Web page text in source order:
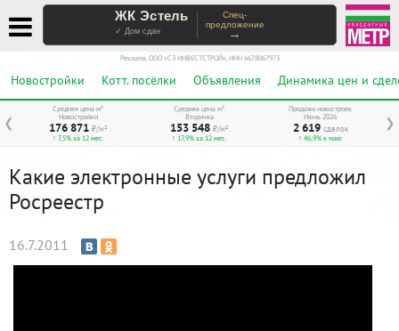
ЖК Эстель
✓ Дом сдан
Спец-
предложение
→
Реклама. ООО «СЗ ИНВЕСТСТРОЙ», ИНН 6678067973
Новостройки Котт. посёлки Объявления Динамика цен и
❮ ❯
Средняя цена м²
Новостройки
176 871 ₽/м²
↑ 7,5% за 12 мес.
Средняя цена м²
Вторичка
153 548 ₽/м²
↑ 17,9% за 12 мес.
Продажи новостроек
Июнь 2026
2 619 сделок
↑ 46,9% к маю
Какие электронные услуги предложил
Росреестр
16.7.2011